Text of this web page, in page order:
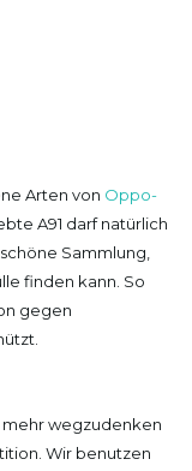
Arten von Oppo-
A91 darf natürlich
Sammlung,
finden kann. So
gegen
mehr wegzudenken
Wir benutzen